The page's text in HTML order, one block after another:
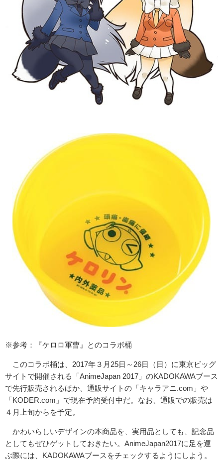
※参考：『ケロロ軍曹』とのコラボ桶
このコラボ桶は、2017年３月25日～26日（日）に東京ビッグ
サイトで開催される「AnimeJapan 2017」のKADOKAWAブース
で先行販売されるほか、通販サイトの「キャラアニ.com」や
「KODER.com」で現在予約受付中だ。なお、通販での販売は
４月上旬からを予定。
かわいらしいデザインの本商品を、実用品としても、記念品
としてもぜひゲットしておきたい。AnimeJapan2017に足を運
ぶ際には、KADOKAWAブースをチェックするようにしよう。